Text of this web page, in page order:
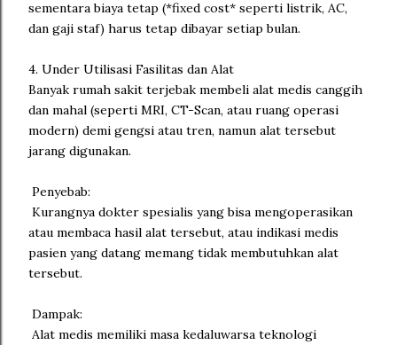
sementara biaya tetap (*fixed cost* seperti listrik, AC,
dan gaji staf) harus tetap dibayar setiap bulan.
4. Under Utilisasi Fasilitas dan Alat
Banyak rumah sakit terjebak membeli alat medis canggih
dan mahal (seperti MRI, CT-Scan, atau ruang operasi
modern) demi gengsi atau tren, namun alat tersebut
jarang digunakan.
Penyebab:
Kurangnya dokter spesialis yang bisa mengoperasikan
atau membaca hasil alat tersebut, atau indikasi medis
pasien yang datang memang tidak membutuhkan alat
tersebut.
Dampak:
Alat medis memiliki masa kedaluwarsa teknologi